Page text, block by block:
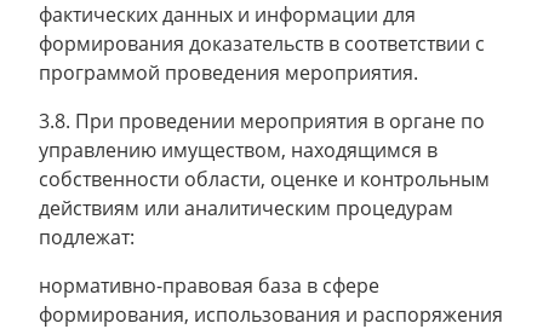
фактических данных и информации для
формирования доказательств в соответствии с
программой проведения мероприятия.
3.8. При проведении мероприятия в органе по
управлению имуществом, находящимся в
собственности области, оценке и контрольным
действиям или аналитическим процедурам
подлежат:
нормативно-правовая база в сфере
формирования, использования и распоряжения